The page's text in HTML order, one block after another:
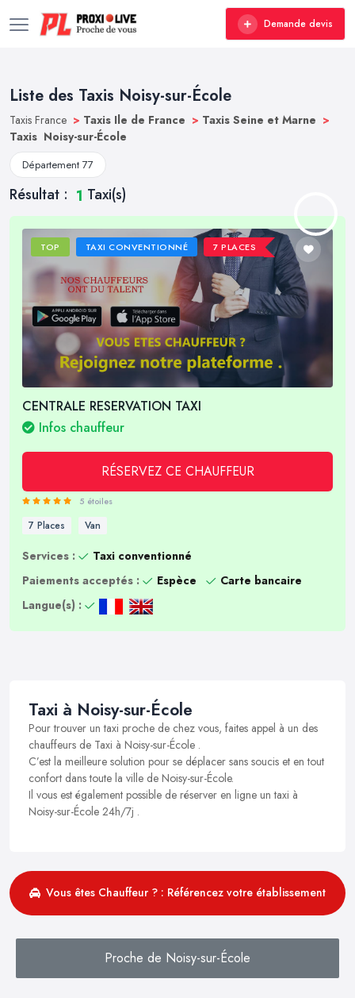
Demande devis
Liste des Taxis Noisy-sur-École
Taxis France > Taxis Ile de France > Taxis Seine et Marne >
Taxis Noisy-sur-École
Département 77
Résultat : 1 Taxi(s)
TOP TAXI CONVENTIONNÉ 7 PLACES
CENTRALE RESERVATION TAXI
Infos chauffeur
RÉSERVEZ CE CHAUFFEUR
5 étoiles
7 Places Van
Services :
Taxi conventionné
Paiements acceptés :
Espèce
Carte bancaire
Langue(s) :
Taxi à Noisy-sur-École
Pour trouver un taxi proche de chez vous, faites appel à un des
chauffeurs de Taxi à Noisy-sur-École .
C’est la meilleure solution pour se déplacer sans soucis et en tout
confort dans toute la ville de Noisy-sur-École.
Il vous est également possible de réserver en ligne un taxi à
Noisy-sur-École 24h/7j .
Vous êtes Chauffeur ? : Référencez votre établissement
Proche de Noisy-sur-École